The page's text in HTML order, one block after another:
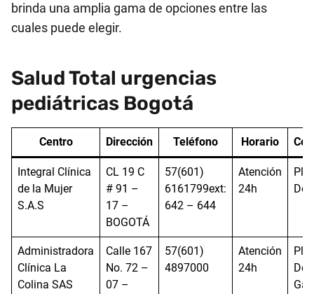
brinda una amplia gama de opciones entre las
cuales puede elegir.
Salud Total urgencias
pediátricas Bogotá
Centro Dirección Teléfono Horario
Integral Clínica
de la Mujer
S.A.S
CL 19 C
# 91 –
17 –
BOGOTÁ
57(601)
6161799ext:
642 – 644
Atención
24h
Administradora
Clínica La
Colina SAS
Calle 167
No. 72 –
07 –
57(601)
4897000
Atención
24h